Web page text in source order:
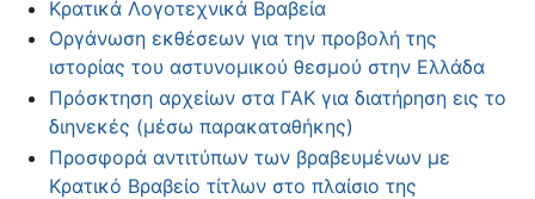
Κρατικά Λογοτεχνικά Βραβεία
Οργάνωση εκθέσεων για την προβολή της
ιστορίας του αστυνομικού θεσμού στην Ελλάδα
Πρόσκτηση αρχείων στα ΓΑΚ για διατήρηση εις το
διηνεκές (μέσω παρακαταθήκης)
Προσφορά αντιτύπων των βραβευμένων με
Κρατικό Βραβείο τίτλων στο πλαίσιο της